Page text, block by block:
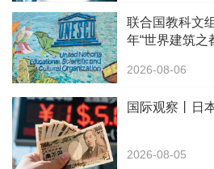
联合国教科文
年“世界建筑之
2026-08-06
国际观察丨日
2026-08-05